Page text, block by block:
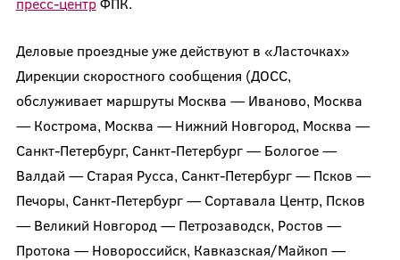
Деловые проездные уже действуют в «Ласточках»
Дирекции скоростного сообщения (ДОСС,
обслуживает маршруты Москва — Иваново, Москва
— Кострома, Москва — Нижний Новгород, Москва —
Санкт-Петербург, Санкт-Петербург — Бологое —
Валдай — Старая Русса, Санкт-Петербург — Псков —
Печоры, Санкт-Петербург — Сортавала Центр, Псков
— Великий Новгород — Петрозаводск, Ростов —
Протока — Новороссийск, Кавказская/Майкоп —